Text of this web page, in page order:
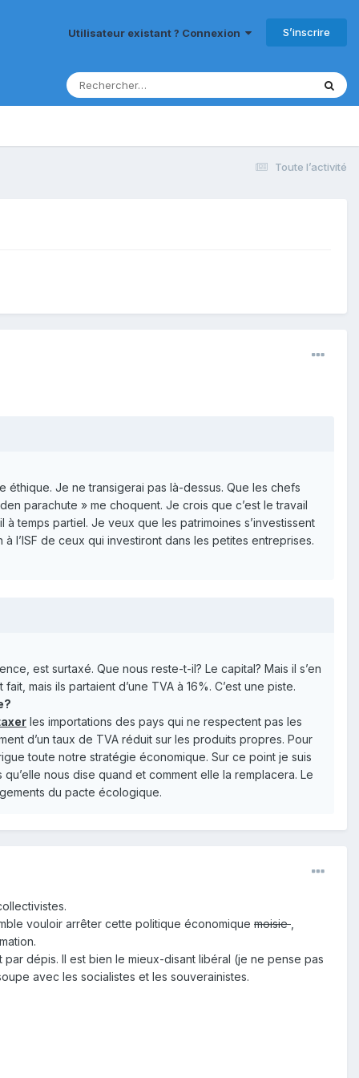
Utilisateur existant ? Connexion S’inscrire
Toute l’activité
éthique. Je ne transigerai pas là-dessus. Que les chefs
parachute » me choquent. Je crois que c’est le travail
temps partiel. Je veux que les patrimoines s’investissent
l’ISF de ceux qui investiront dans les petites entreprises.
est surtaxé. Que nous reste-t-il? Le capital? Mais il s’en
fait, mais ils partaient d’une TVA à 16%. C’est une piste.
les importations des pays qui ne respectent pas les
d’un taux de TVA réduit sur les produits propres. Pour
toute notre stratégie économique. Sur ce point je suis
nous dise quand et comment elle la remplacera. Le
du pacte écologique.
vouloir arrêter cette politique économique moisie
dépis. Il est bien le mieux-disant libéral (je ne pense pas
avec les socialistes et les souverainistes.